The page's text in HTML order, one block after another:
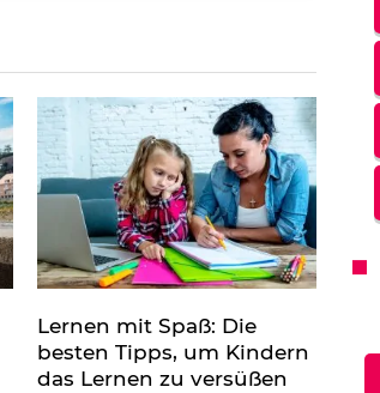
Lernen mit Spaß: Die
besten Tipps, um Kindern
das Lernen zu versüßen